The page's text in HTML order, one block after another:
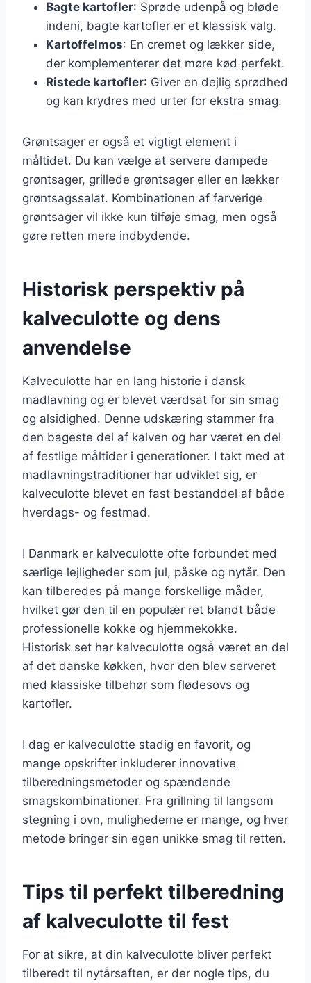
Bagte kartofler: Sprøde udenpå og bløde
indeni, bagte kartofler er et klassisk valg.
Kartoffelmos: En cremet og lækker side,
der komplementerer det møre kød perfekt.
Ristede kartofler: Giver en dejlig sprødhed
og kan krydres med urter for ekstra smag.
Grøntsager er også et vigtigt element i
måltidet. Du kan vælge at servere dampede
grøntsager, grillede grøntsager eller en lækker
grøntsagssalat. Kombinationen af farverige
grøntsager vil ikke kun tilføje smag, men også
gøre retten mere indbydende.
Historisk perspektiv på
kalveculotte og dens
anvendelse
Kalveculotte har en lang historie i dansk
madlavning og er blevet værdsat for sin smag
og alsidighed. Denne udskæring stammer fra
den bageste del af kalven og har været en del
af festlige måltider i generationer. I takt med at
madlavningstraditioner har udviklet sig, er
kalveculotte blevet en fast bestanddel af både
hverdags- og festmad.
I Danmark er kalveculotte ofte forbundet med
særlige lejligheder som jul, påske og nytår. Den
kan tilberedes på mange forskellige måder,
hvilket gør den til en populær ret blandt både
professionelle kokke og hjemmekokke.
Historisk set har kalveculotte også været en del
af det danske køkken, hvor den blev serveret
med klassiske tilbehør som flødesovs og
kartofler.
I dag er kalveculotte stadig en favorit, og
mange opskrifter inkluderer innovative
tilberedningsmetoder og spændende
smagskombinationer. Fra grillning til langsom
stegning i ovn, mulighederne er mange, og hver
metode bringer sin egen unikke smag til retten.
Tips til perfekt tilberedning
af kalveculotte til fest
For at sikre, at din kalveculotte bliver perfekt
tilberedt til nytårsaften, er der nogle tips, du